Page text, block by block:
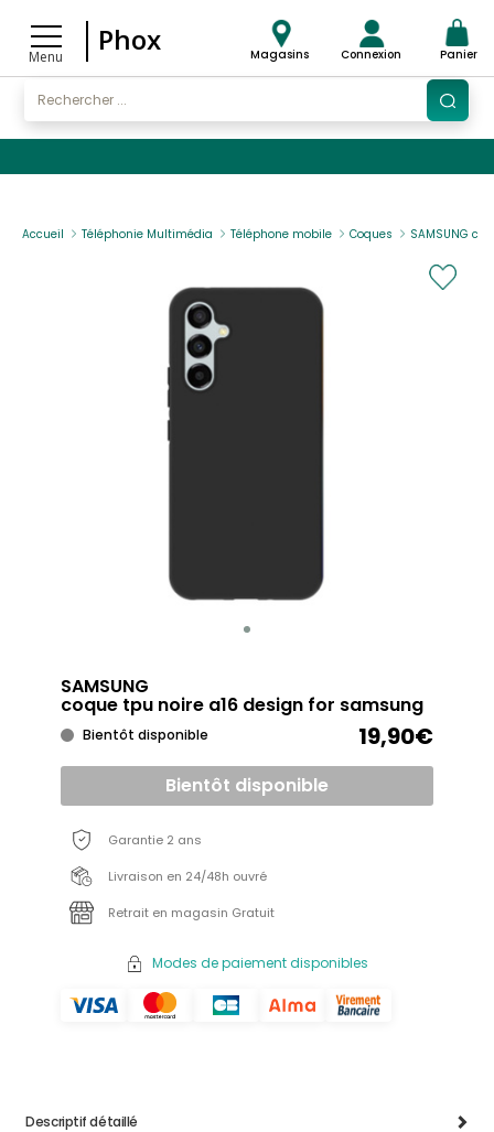
Menu
Phox Magasins Connexion Panier
Accueil Téléphonie Multimédia Téléphone mobile Coques SAMSUNG
SAMSUNG
coque tpu noire a16 design for samsung
Bientôt disponible 19,90€
Bientôt disponible
Garantie 2 ans
Livraison en 24/48h ouvré
Retrait en magasin Gratuit
Modes de paiement disponibles
Descriptif détaillé